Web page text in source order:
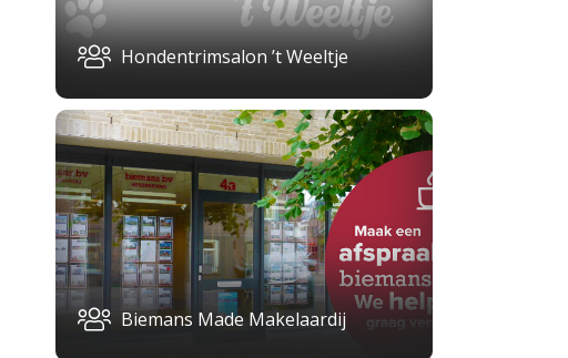
Hondentrimsalon ’t Weeltje
Biemans Made Makelaardij